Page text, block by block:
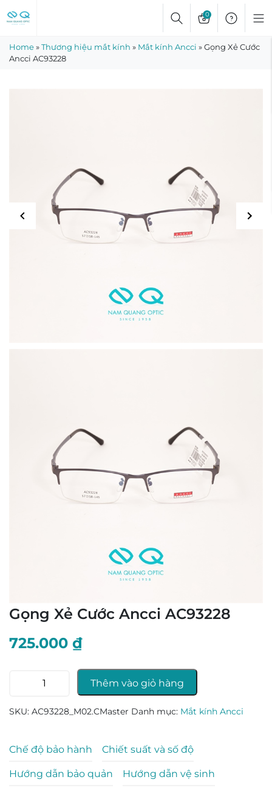
to
0
Home»Thương hiệu mắt kính » Mắt kính Ancci »Gọng Xẻ Cước
Ancci AC93228
Gọng Xẻ Cước Ancci AC93228
725.000 ₫
Ancci
số
Thêm vào giỏ hàng
SKU: AC93228_M02.CMaster Danh mục: Mắt kính Ancci
Chế độ bảo hành Chiết suất và số độ
Hướng dẫn bảo quản Hướng dẫn vệ sinh